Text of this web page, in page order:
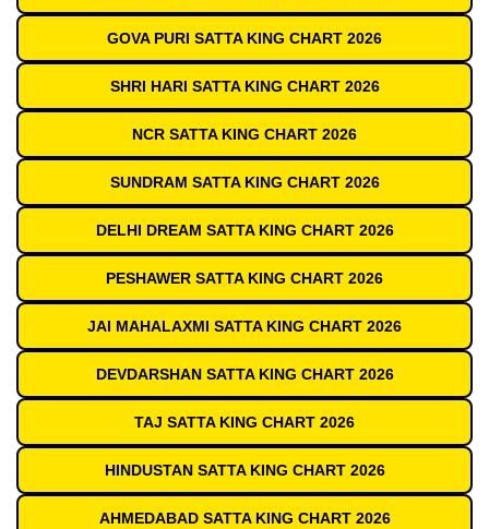
GOVA PURI SATTA KING CHART 2026
SHRI HARI SATTA KING CHART 2026
NCR SATTA KING CHART 2026
SUNDRAM SATTA KING CHART 2026
DELHI DREAM SATTA KING CHART 2026
PESHAWER SATTA KING CHART 2026
JAI MAHALAXMI SATTA KING CHART 2026
DEVDARSHAN SATTA KING CHART 2026
TAJ SATTA KING CHART 2026
HINDUSTAN SATTA KING CHART 2026
AHMEDABAD SATTA KING CHART 2026